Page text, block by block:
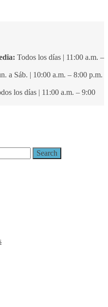
Todos los días | 11:00 a.m. –
a Sáb. | 10:00 a.m. – 8:00 p.m.
los días | 11:00 a.m. – 9:00
Search
Search